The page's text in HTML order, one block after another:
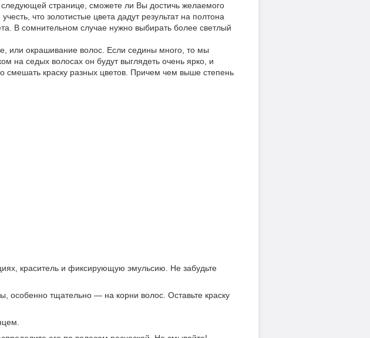
следующей странице, сможете ли Вы достичь желаемого
что золотистые цвета дадут результат на полтона
В сомнительном случае нужно выбирать более светлый
или окрашивание волос. Если седины много, то мы
на седых волосах он будут выглядеть очень ярко, и
смешать краску разных цветов. Причем чем выше степень
краситель и фиксирующую эмульсию. Не забудьте
особенно тщательно — на корни волос. Оставьте краску